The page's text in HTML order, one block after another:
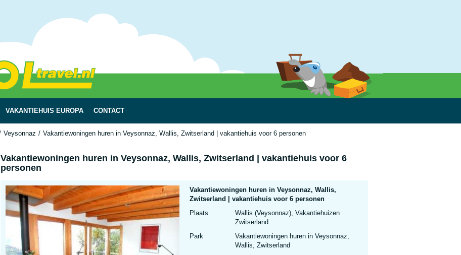
VAKANTIEHUIS EUROPA CONTACT
Veysonnaz Vakantiewoningen huren in Veysonnaz, Wallis, Zwitserland | vakantiehuis voor 6 personen
Vakantiewoningen huren in Veysonnaz, Wallis, Zwitserland | vakantiehuis voor 6
personen
Vakantiewoningen huren in Veysonnaz, Wallis,
Zwitserland | vakantiehuis voor 6 personen
Plaats
Wallis (Veysonnaz), Vakantiehuizen
Zwitserland
Park
Vakantiewoningen huren in Veysonnaz,
Wallis, Zwitserland